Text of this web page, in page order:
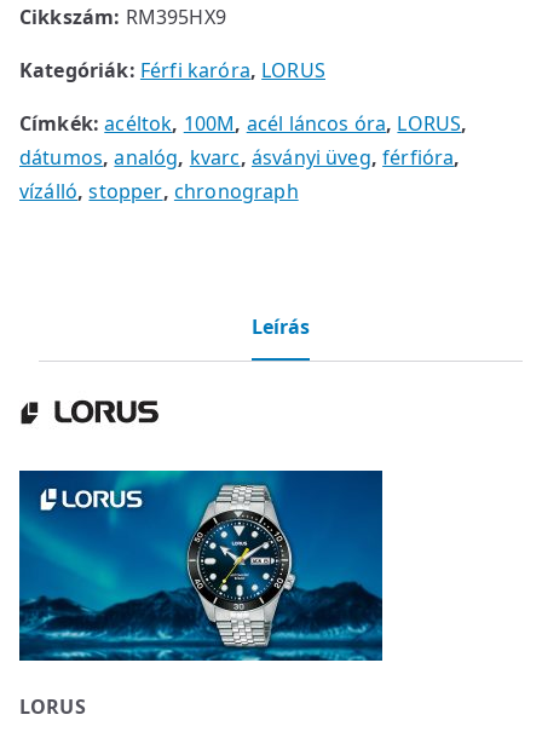
Cikkszám: RM395HX9
Kategóriák: Férfi karóra, LORUS
Címkék:acéltok, 100M, acél láncos óra, LORUS,
dátumos,analóg, kvarc, ásványi üveg,férfióra,
vízálló,stopper, chronograph
Leírás
LORUS